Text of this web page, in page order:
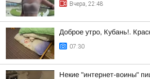
Вчера, 22:48
Доброе утро, Кубань!.
07:30
Некие "интернет-воины"